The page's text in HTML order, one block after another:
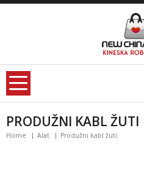
PRODUŽNI KABL ŽUTI
Home Alat Produžni kabl žuti